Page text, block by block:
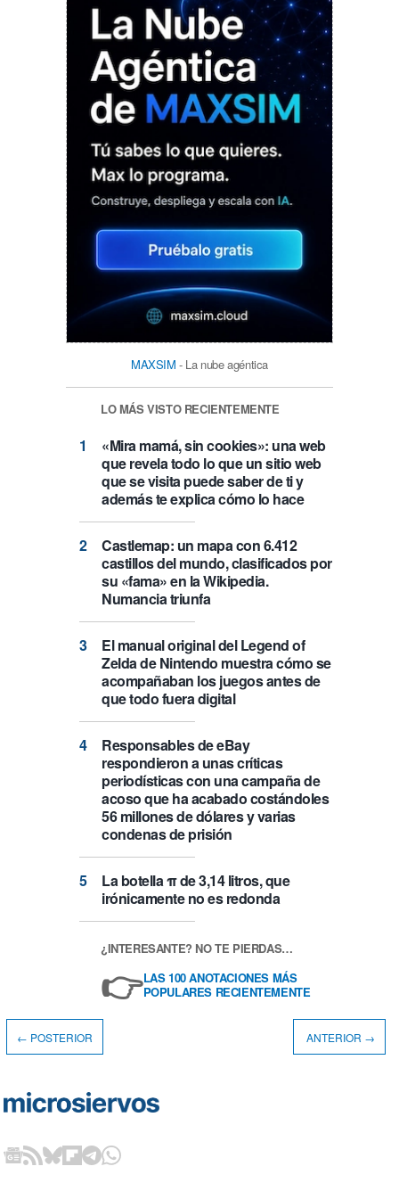
MAXSIM - La nube agéntica
LO MÁS VISTO RECIENTEMENTE
«Mira mamá, sin cookies»: una web
que revela todo lo que un sitio web
que se visita puede saber de ti y
además te explica cómo lo hace
Castlemap: un mapa con 6.412
castillos del mundo, clasificados por
su «fama» en la Wikipedia.
Numancia triunfa
El manual original del Legend of
Zelda de Nintendo muestra cómo se
acompañaban los juegos antes de
que todo fuera digital
Responsables de eBay
respondieron a unas críticas
periodísticas con una campaña de
acoso que ha acabado costándoles
56 millones de dólares y varias
condenas de prisión
La botella π de 3,14 litros, que
irónicamente no es redonda
¿INTERESANTE? NO TE PIERDAS…
👉LAS 100 ANOTACIONES MÁS
POPULARES RECIENTEMENTE
← POSTERIOR ANTERIOR →